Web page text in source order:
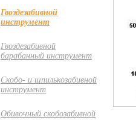
Гвоздезабивной
инструмент
Гвоздезабивной
барабанный инструмент
Скобо- и шпилькозабивной
инструмент
Обивочный скобозабивной